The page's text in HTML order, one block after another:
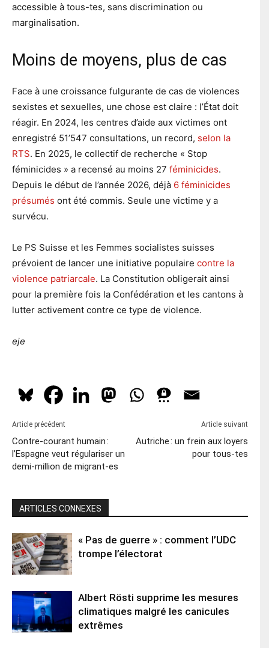
accessible à tous-tes, sans discrimination ou
marginalisation.
Moins de moyens, plus de cas
Face à une croissance fulgurante de cas de violences
sexistes et sexuelles, une chose est claire : l’État doit
réagir. En 2024, les centres d’aide aux victimes ont
enregistré 51’547 consultations, un record, selon la
RTS. En 2025, le collectif de recherche « Stop
féminicides » a recensé au moins 27 féminicides.
Depuis le début de l’année 2026, déjà 6 féminicides
présumés ont été commis. Seule une victime y a
survécu.
Le PS Suisse et les Femmes socialistes suisses
prévoient de lancer une initiative populaire contre la
violence patriarcale. La Constitution obligerait ainsi
pour la première fois la Confédération et les cantons à
lutter activement contre ce type de violence.
eje
Article précédent
Contre-courant humain :
l’Espagne veut régulariser un
demi-million de migrant-es
Article suivant
Autriche : un frein aux loyers
pour tous-tes
ARTICLES CONNEXES
« Pas de guerre » : comment l’UDC
trompe l’électorat
Albert Rösti supprime les mesures
climatiques malgré les canicules
extrêmes